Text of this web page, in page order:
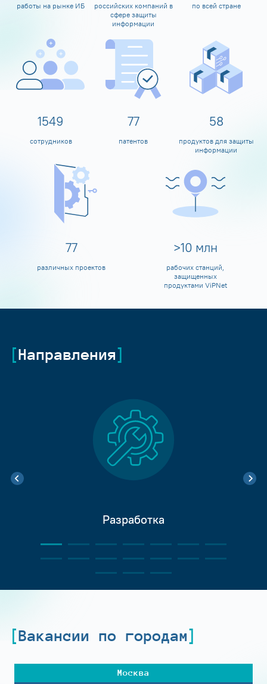
работы на рынке ИБ
российских компаний в
сфере защиты
информации
по всей стране
1600
сотрудников
80
патентов
60
продуктов для защиты
информации
80
различных проектов
>10 млн
рабочих станций,
защищенных
продуктами ViPNet
Направления
Разработка
Вакансии по городам
Москва